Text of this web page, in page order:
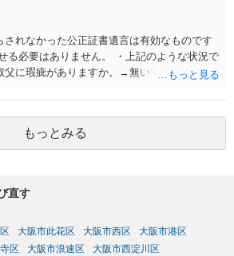
されなかった公正証書遺言は有効なものです
る必要はありません。 ・上記のような状況で
父に瑕疵がありますか。→無いです。 ・分割
決められますので、どこが妥当とは言えない
りません。 ・できれば穏やかに、分割を拒否
→分割を拒否するということは、遺産はいら
か。遺言で、受取を指定されててもいらない
もっとみる
直す
大阪市此花区 大阪市西区
大阪市港区
区 大阪市浪速区
大阪市西淀川区